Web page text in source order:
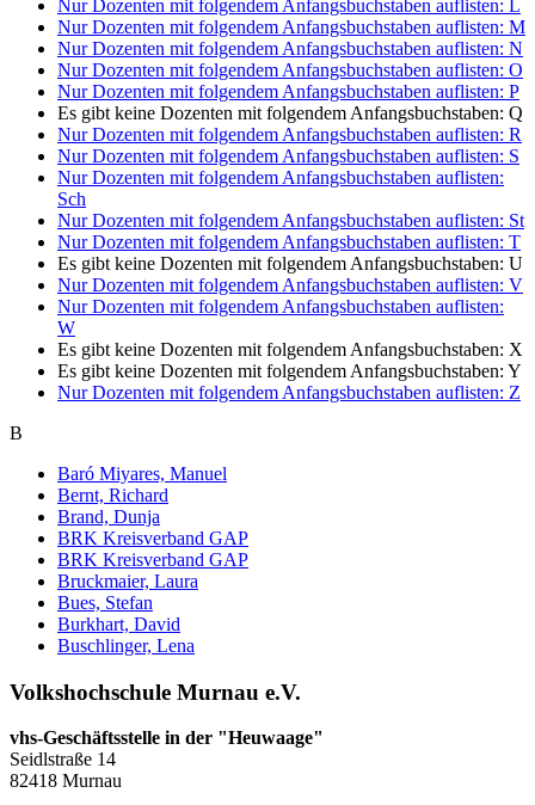
Nur Dozenten mit folgendem Anfangsbuchstaben auflisten: L
Nur Dozenten mit folgendem Anfangsbuchstaben auflisten: M
Nur Dozenten mit folgendem Anfangsbuchstaben auflisten: N
Nur Dozenten mit folgendem Anfangsbuchstaben auflisten: O
Nur Dozenten mit folgendem Anfangsbuchstaben auflisten: P
Es gibt keine Dozenten mit folgendem Anfangsbuchstaben: Q
Nur Dozenten mit folgendem Anfangsbuchstaben auflisten: R
Nur Dozenten mit folgendem Anfangsbuchstaben auflisten: S
Nur Dozenten mit folgendem Anfangsbuchstaben auflisten:
Sch
Nur Dozenten mit folgendem Anfangsbuchstaben auflisten: St
Nur Dozenten mit folgendem Anfangsbuchstaben auflisten: T
Es gibt keine Dozenten mit folgendem Anfangsbuchstaben: U
Nur Dozenten mit folgendem Anfangsbuchstaben auflisten: V
Nur Dozenten mit folgendem Anfangsbuchstaben auflisten:
W
Es gibt keine Dozenten mit folgendem Anfangsbuchstaben: X
Es gibt keine Dozenten mit folgendem Anfangsbuchstaben: Y
Nur Dozenten mit folgendem Anfangsbuchstaben auflisten: Z
B
Baró Miyares, Manuel
Bernt, Richard
Brand, Dunja
BRK Kreisverband GAP
BRK Kreisverband GAP
Bruckmaier, Laura
Bues, Stefan
Burkhart, David
Buschlinger, Lena
Volkshochschule Murnau e.V.
vhs-Geschäftsstelle in der "Heuwaage"
Seidlstraße 14
82418 Murnau